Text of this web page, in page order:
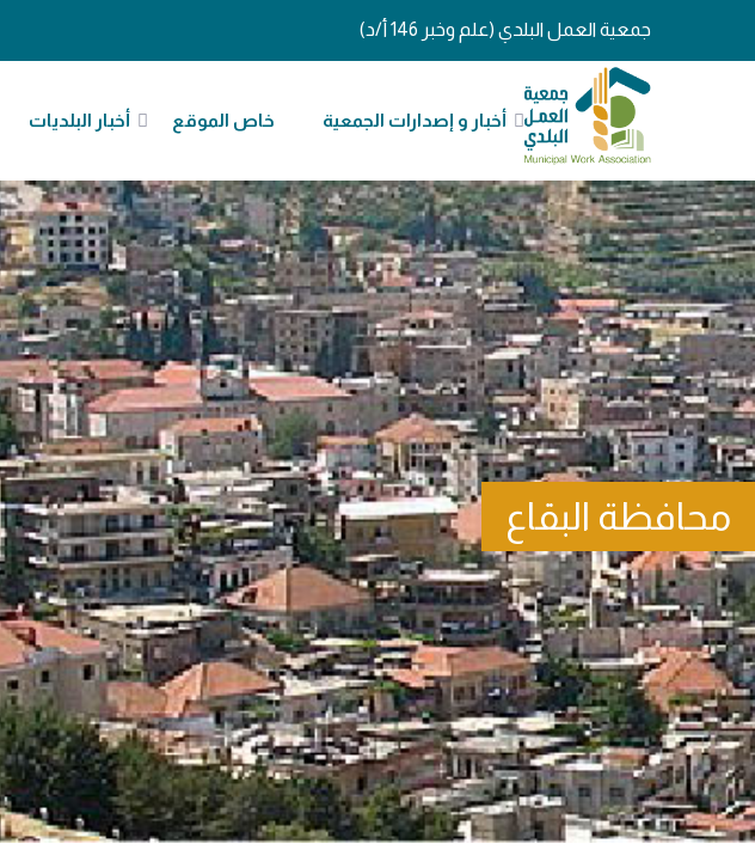
جمعية العمل البلدي (علم وخبر 146 أ/د)
أخبار و إصدارات الجمعية خاص الموقع أخبار البلديات
محافظة البقاع